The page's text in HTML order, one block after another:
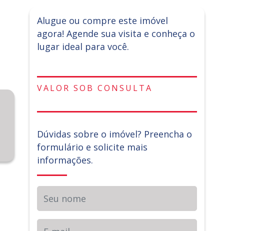
Alugue ou compre este imóvel
agora! Agende sua visita e conheça o
lugar ideal para você.
VALOR SOB CONSULTA
Dúvidas sobre o imóvel? Preencha o
formulário e solicite mais
informações.